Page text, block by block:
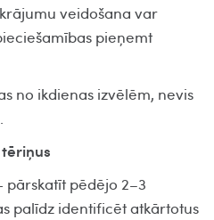
veidošana var
pieņemt
no ikdienas izvēlēm, nevis
pārskatīt pēdējo 2–3
palīdz identificēt atkārtotus